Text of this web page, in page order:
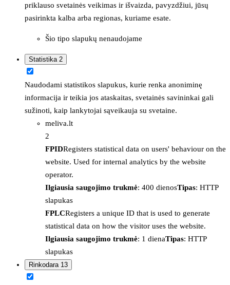
priklauso svetainės veikimas ir išvaizda, pavyzdžiui, jūsų
pasirinkta kalba arba regionas, kuriame esate.
Šio tipo slapukų nenaudojame
Statistika 2
Naudodami statistikos slapukus, kurie renka anoniminę
informacija ir teikia jos ataskaitas, svetainės savininkai gali
sužinoti, kaip lankytojai sąveikauja su svetaine.
meliva.lt
2
FPIDRegisters statistical data on users' behaviour on the
website. Used for internal analytics by the website
operator.
Ilgiausia saugojimo trukmė: 400 dienosTipas: HTTP
slapukas
FPLCRegisters a unique ID that is used to generate
statistical data on how the visitor uses the website.
Ilgiausia saugojimo trukmė: 1 dienaTipas: HTTP
slapukas
Rinkodara 13